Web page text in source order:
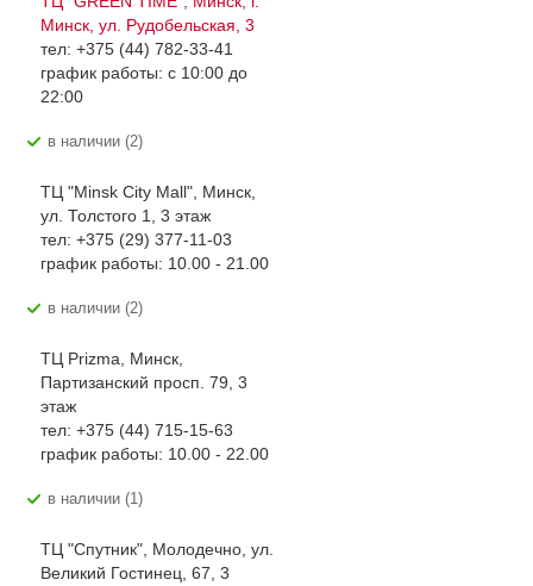
Минск, ул. Рудобельская, 3
тел: +375 (44) 782-33-41
график работы: с 10:00 до
22:00
В наличии (2)
ТЦ "Minsk City Mall", Минск,
ул. Толстого 1, 3 этаж
тел: +375 (29) 377-11-03
график работы: 10.00 - 21.00
В наличии (2)
ТЦ Prizma, Минск,
Партизанский просп. 79, 3
этаж
тел: +375 (44) 715-15-63
график работы: 10.00 - 22.00
В наличии (1)
ТЦ "Спутник", Молодечно, ул.
Великий Гостинец, 67, 3